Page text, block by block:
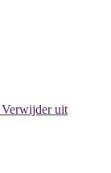
Verwijder uit